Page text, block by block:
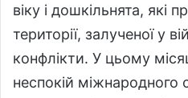
віку і дошкільнята, які
території, залученої у
конфлікти. У цьому
неспокій міжнародного